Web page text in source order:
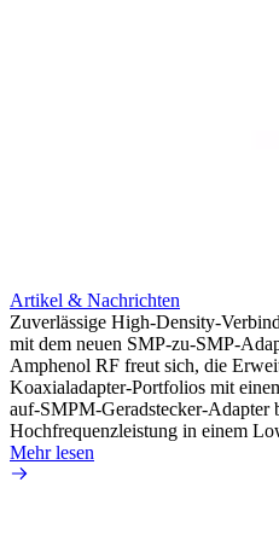
Artikel & Nachrichten
Zuverlässige High-Density-
mit dem neuen SMP-zu-SMP-
Amphenol RF freut sich, die
Koaxialadapter-Portfolios mit
auf-SMPM-Geradstecker-Adapter
Hochfrequenzleistung in einem
Mehr lesen